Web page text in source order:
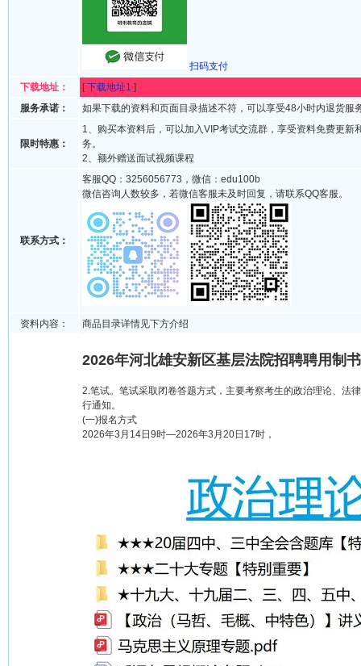
扫码支付
下载地址：
[下载地址1 ]
服务承诺：
如果下载的资料和页面目录描述不符，可以享受48小时内退货服
限时特惠：
1、购买本资料后，可以加入VIP考试交流群，享受资料免费更新
务。
2、额外赠送面试视频课程
联系方式：
客服QQ：3256056773，微信：edu100b
微信咨询人数较多，若微信客服未及时回复，请联系QQ客服。
资料内容： 商品目录详情见下方介绍
2026年河北雄安新区基层法院招聘聘用制
2.笔试。笔试采取闭卷答题方式，主要考察考生的政治理论、法
行通知。
(一)报名方式
2026年3月14日9时—2026年3月20日17时，